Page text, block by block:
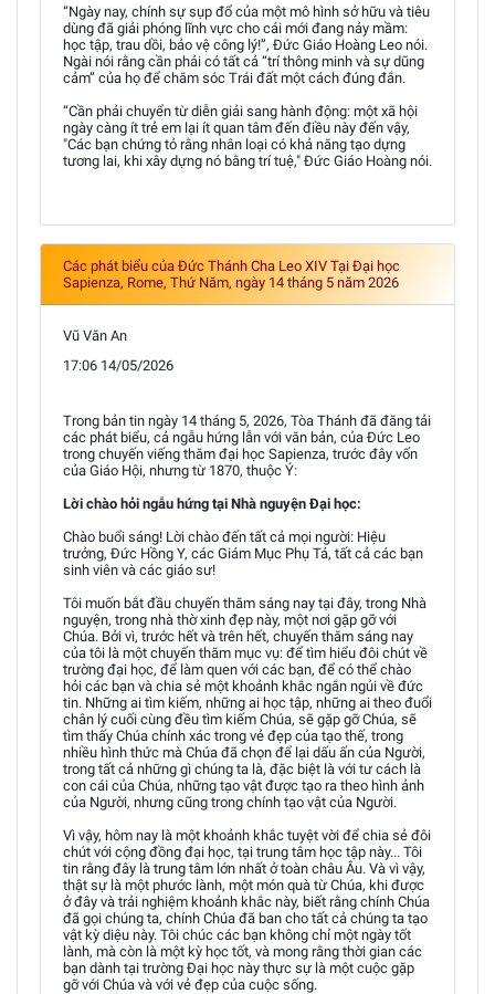
“Ngày nay, chính sự sụp đổ của một mô hình sở hữu và tiêu
dùng đã giải phóng lĩnh vực cho cái mới đang nảy mầm:
học tập, trau dồi, bảo vệ công lý!”, Đức Giáo Hoàng Leo nói.
Ngài nói rằng cần phải có tất cả “trí thông minh và sự dũng
cảm” của họ để chăm sóc Trái đất một cách đúng đắn.
“Cần phải chuyển từ diễn giải sang hành động: một xã hội
ngày càng ít trẻ em lại ít quan tâm đến điều này đến vậy,
"Các bạn chứng tỏ rằng nhân loại có khả năng tạo dựng
tương lai, khi xây dựng nó bằng trí tuệ," Đức Giáo Hoàng nói.
Các phát biểu của Đức Thánh Cha Leo XIV Tại Đại học
Sapienza, Rome, Thứ Năm, ngày 14 tháng 5 năm 2026
Vũ Văn An
17:06 14/05/2026
Trong bản tin ngày 14 tháng 5, 2026, Tòa Thánh đã đăng tải
các phát biểu, cả ngẫu hứng lẫn với văn bản, của Đức Leo
trong chuyến viếng thăm đại học Sapienza, trước đây vốn
của Giáo Hội, nhưng từ 1870, thuộc Ý:
Lời chào hỏi ngẫu hứng tại Nhà nguyện Đại học:
Chào buổi sáng! Lời chào đến tất cả mọi người: Hiệu
trưởng, Đức Hồng Y, các Giám Mục Phụ Tá, tất cả các bạn
sinh viên và các giáo sư!
Tôi muốn bắt đầu chuyến thăm sáng nay tại đây, trong Nhà
nguyện, trong nhà thờ xinh đẹp này, một nơi gặp gỡ với
Chúa. Bởi vì, trước hết và trên hết, chuyến thăm sáng nay
của tôi là một chuyến thăm mục vụ: để tìm hiểu đôi chút về
trường đại học, để làm quen với các bạn, để có thể chào
hỏi các bạn và chia sẻ một khoảnh khắc ngắn ngủi về đức
tin. Những ai tìm kiếm, những ai học tập, những ai theo đuổi
chân lý cuối cùng đều tìm kiếm Chúa, sẽ gặp gỡ Chúa, sẽ
tìm thấy Chúa chính xác trong vẻ đẹp của tạo thế, trong
nhiều hình thức mà Chúa đã chọn để lại dấu ấn của Người,
trong tất cả những gì chúng ta là, đặc biệt là với tư cách là
con cái của Chúa, những tạo vật được tạo ra theo hình ảnh
của Người, nhưng cũng trong chính tạo vật của Người.
Vì vậy, hôm nay là một khoảnh khắc tuyệt vời để chia sẻ đôi
chút với cộng đồng đại học, tại trung tâm học tập này... Tôi
tin rằng đây là trung tâm lớn nhất ở toàn châu Âu. Và vì vậy,
thật sự là một phước lành, một món quà từ Chúa, khi được
ở đây và trải nghiệm khoảnh khắc này, biết rằng chính Chúa
đã gọi chúng ta, chính Chúa đã ban cho tất cả chúng ta tạo
vật kỳ diệu này. Tôi chúc các bạn không chỉ một ngày tốt
lành, mà còn là một kỳ học tốt, và mong rằng thời gian các
bạn dành tại trường Đại học này thực sự là một cuộc gặp
gỡ với Chúa và với vẻ đẹp của cuộc sống.